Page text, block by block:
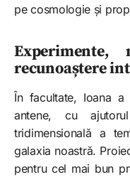
pe cosmologie și
recunoaștere
În facultate, Ioana
antene, cu
tridimensională a
galaxia noastră.
pentru cel mai bun